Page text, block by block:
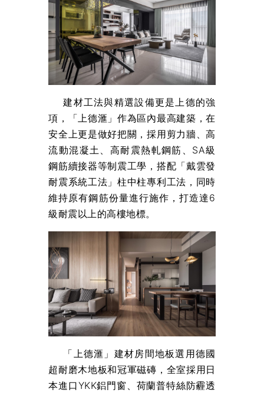
建材工法與精選設備更是上德的強
項，「上德滙」作為區內最高建築，在
安全上更是做好把關，採用剪力牆、高
流動混凝土、高耐震熱軋鋼筋、SA級
鋼筋續接器等制震工學，搭配「戴雲發
耐震系統工法」柱中柱專利工法，同時
維持原有鋼筋份量進行施作，打造達6
級耐震以上的高樓地標。
「上德滙」建材房間地板選用德國
超耐磨木地板和冠軍磁磚，全室採用日
本進口YKK鋁門窗、荷蘭普特絲防霾透